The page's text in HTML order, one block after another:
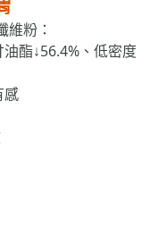
粉：
酯↓56.4%、低密度
品中食用便利